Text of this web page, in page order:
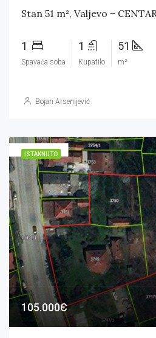
Stan 51 m², Valjevo –
1
Spavaća soba
1
Kupatilo
51
m²
Bojan Arsenijević
ISTAKNUTO
105.000Є